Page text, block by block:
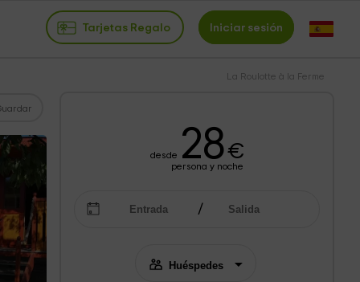
Tarjetas Regalo Iniciar sesión
La Roulotte à la Ferme
desde 28€
persona y noche